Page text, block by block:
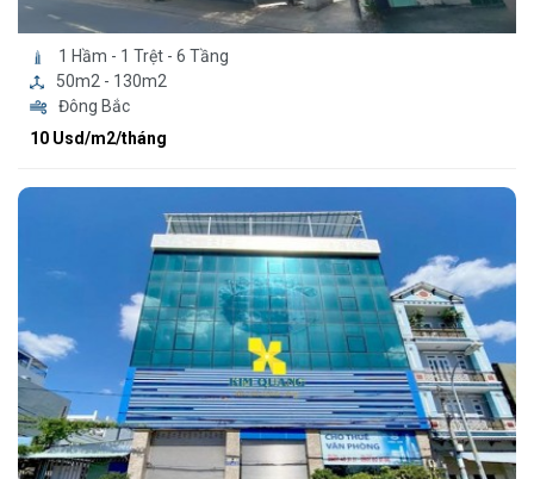
1 Hầm - 1 Trệt - 6 Tầng
50m2 - 130m2
Đông Bắc
10 Usd/m2/tháng